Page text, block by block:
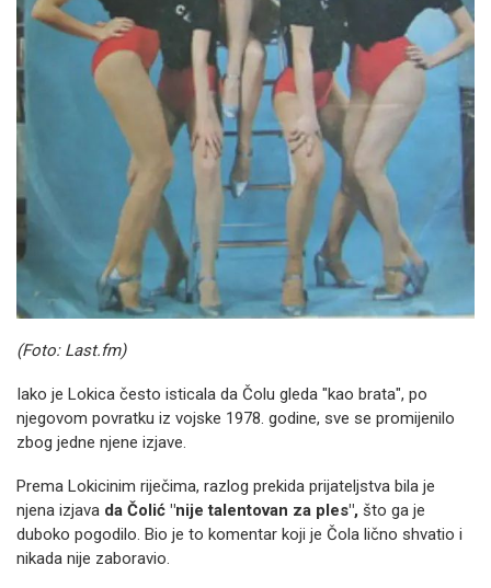
(Foto: Last.fm)
Iako je Lokica često isticala da Čolu gleda "kao brata", po
njegovom povratku iz vojske 1978. godine, sve se promijenilo
zbog jedne njene izjave.
Prema Lokicinim riječima, razlog prekida prijateljstva bila je
njena izjava da Čolić "nije talentovan za ples", što ga je
duboko pogodilo. Bio je to komentar koji je Čola lično shvatio i
nikada nije zaboravio.